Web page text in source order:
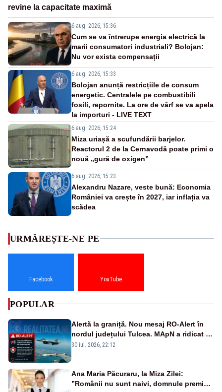
revine la capacitate maximă
6 aug. 2026, 15:36
Cum se va întrerupe energia electrică la
marii consumatori industriali? Bolojan:
Nu vor exista compensații
6 aug. 2026, 15:33
Bolojan anunță restricțiile de consum
energetic. Centralele pe combustibili
fosili, repornite. La ore de vârf se va apela
la importuri - LIVE TEXT
6 aug. 2026, 15:24
Miza uriașă a scufundării barjelor.
Reactorul 2 de la Cernavodă poate primi o
nouă „gură de oxigen”
6 aug. 2026, 15:23
Alexandru Nazare, veste bună: Economia
României va crește în 2027, iar inflația va
scădea
URMĂREȘTE-NE PE
Facebook YouTube
POPULAR
Alertă la graniță. Nou mesaj RO-Alert în
nordul județului Tulcea. MApN a ridicat de
la sol două avioane F-16
30 iul. 2026, 22:12
Ana Maria Păcuraru, la Miza Zilei:
”Românii nu sunt naivi, domnule premier